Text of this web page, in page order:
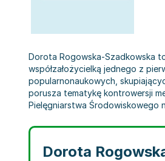
Dorota Rogowska-Szadkowska
współzałożycielką jednego z
popularnonaukowych,
porusza tematykę kontrowersji
Pielęgniarstwa Środowiskowego
Dorota